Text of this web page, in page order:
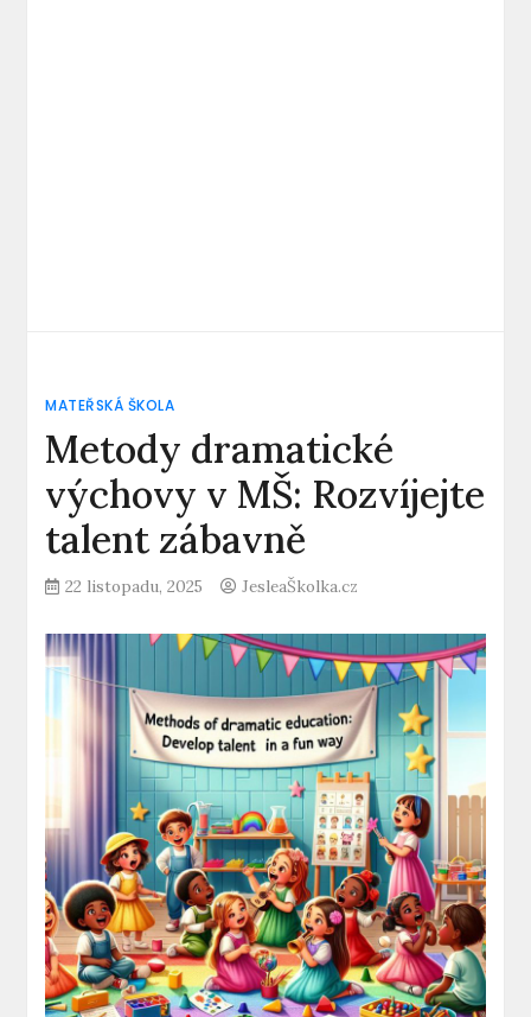
MATEŘSKÁ ŠKOLA
Metody dramatické
výchovy v MŠ: Rozvíjejte
talent zábavně
22 listopadu, 2025 JesleaŠkolka.cz